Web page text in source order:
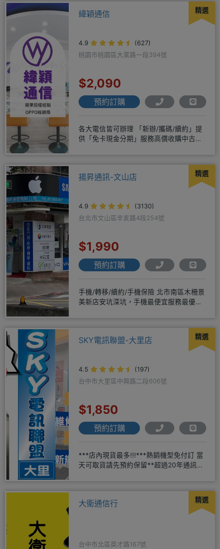
精選
緯穎通信
4.9
(627)
桃園市桃園區大業路一段394號
$2,090
預約訂購
各大電信皆可辦理 「新辦/攜碼/續約」提
供「免卡現金分期」服務高價收購中古機
精選
揚昇通訊-文山店
4.9
(3130)
台北市文山區辛亥路4段254號
$1,990
預約訂購
手機/轉移/續約/手機保險 北市南區木柵景
美新店安坑深坑，手機最便宜服務最優
精選
SKY電訊聯盟-大里店
4.5
(197)
台中市大里區中興路二段606號
$1,850
預約訂購
***店內現貨最多!!!***熱銷機型免付訂 當
天可取貨請先預約保留**超過20年通訊經
精選
大衛通信行
台中市北區英才路167號